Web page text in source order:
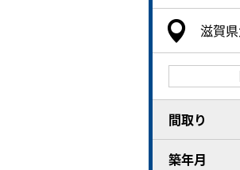
滋賀
間取り
築年月